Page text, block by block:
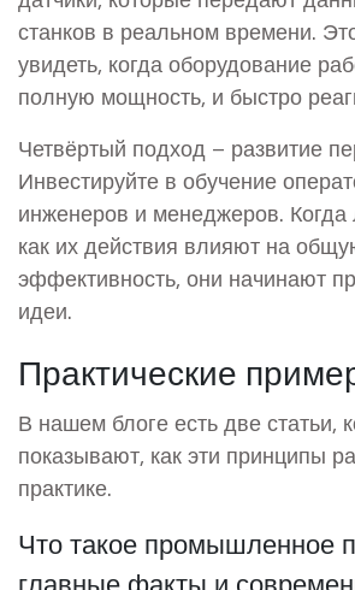
станков в реальном времени.
увидеть, когда оборудование
полную мощность, и быстро
Четвёртый подход – развитие
Инвестируйте в обучение
инженеров и менеджеров.
как их действия влияют на
эффективность, они начинают
идеи.
Практические
В нашем блоге есть две статьи,
показывают, как эти принципы
практике.
Что такое промышленное
главные факты и